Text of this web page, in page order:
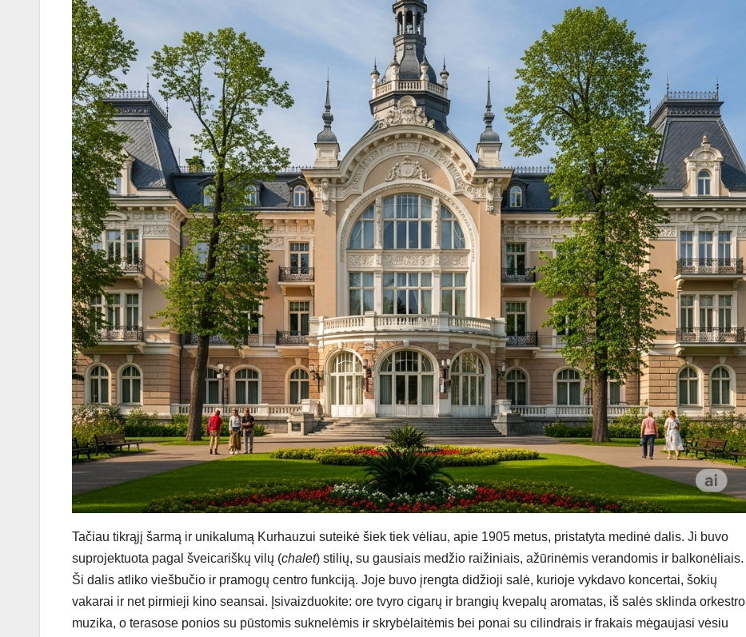
Tačiau tikrąjį šarmą ir unikalumą Kurhauzui suteikė šiek tiek vėliau, apie 1905 metus, pristatyta medinė dalis. Ji buvo
suprojektuota pagal šveicariškų vilų (chalet) stilių, su gausiais medžio raižiniais, ažūrinėmis verandomis ir balkonėliais.
Ši dalis atliko viešbučio ir pramogų centro funkciją. Joje buvo įrengta didžioji salė, kurioje vykdavo koncertai, šokių
vakarai ir net pirmieji kino seansai. Įsivaizduokite: ore tvyro cigarų ir brangių kvepalų aromatas, iš salės sklinda orkestro
muzika, o terasose ponios su pūstomis suknelėmis ir skrybėlaitėmis bei ponai su cilindrais ir frakais mėgaujasi vėsiu